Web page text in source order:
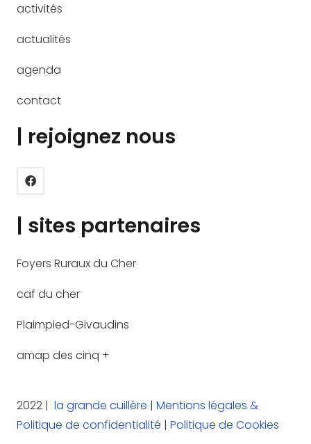
activités
actualités
agenda
contact
| rejoignez nous
| sites partenaires
Foyers Ruraux du Cher
caf du cher
Plaimpied-Givaudins
amap des cinq +
2022 | la grande cuillère | Mentions légales &
Politique de confidentialité | Politique de Cookies